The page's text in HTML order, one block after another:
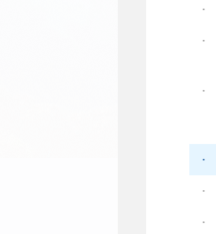
·
·
·
·
·
·